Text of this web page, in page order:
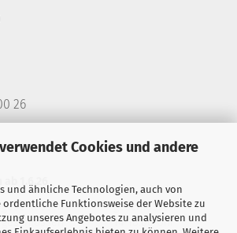
Cookies und andere
und ähnliche Technologien, auch von
Funktionsweise der Website zu
unseres Angebotes zu analysieren und
26
1.6.26
geschlossen
geschlossen
geschlossen
14-18.00 Uhr